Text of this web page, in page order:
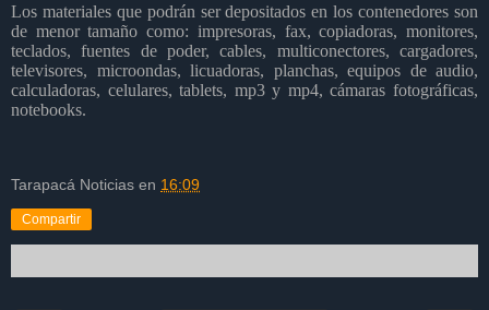
Los materiales que podrán ser depositados en los contenedores son
de menor tamaño como: impresoras, fax, copiadoras, monitores,
teclados, fuentes de poder, cables, multiconectores, cargadores,
televisores, microondas, licuadoras, planchas, equipos de audio,
calculadoras, celulares, tablets, mp3 y mp4, cámaras fotográficas,
notebooks.
Tarapacá Noticias en 16:09
Compartir